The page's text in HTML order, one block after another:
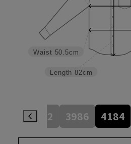
Length 82cm
Waist 50.5cm
3982 3986 4184